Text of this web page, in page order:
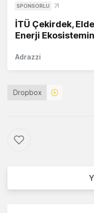
SPONSORLU
İTÜ Çekirdek,
Enerji
Adrazzi
Dropbox